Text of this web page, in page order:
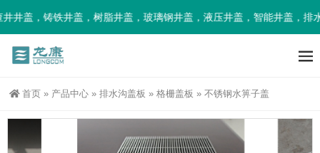
，铸铁井盖，树脂井盖，玻璃钢井盖，液压井盖，智能井盖，排水
首页 » 产品中心 » 排水沟盖板 » 格栅盖板 » 不锈钢水箅子盖